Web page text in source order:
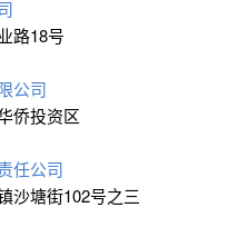
路18号
公司
侨投资区
任公司
沙塘街102号之三